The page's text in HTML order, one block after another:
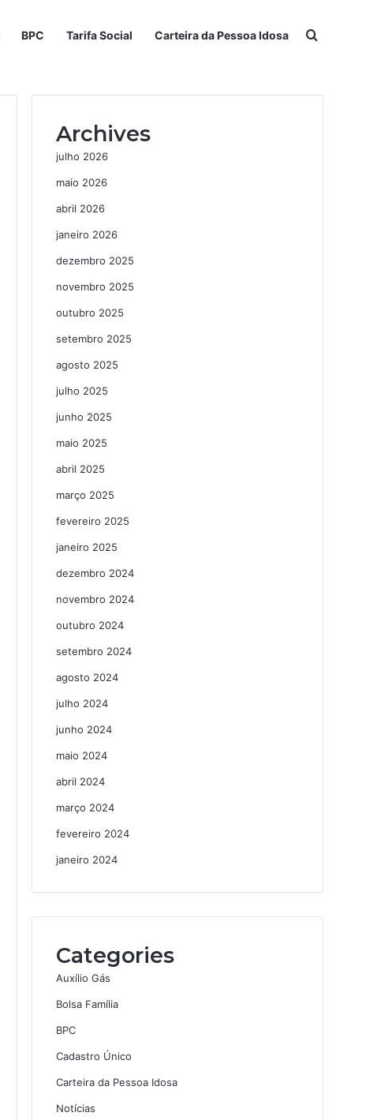
BPC Tarifa Social Carteira da Pessoa Idosa Procurar por
Archives
julho 2026
maio 2026
abril 2026
janeiro 2026
dezembro 2025
novembro 2025
outubro 2025
setembro 2025
agosto 2025
julho 2025
junho 2025
maio 2025
abril 2025
março 2025
fevereiro 2025
janeiro 2025
dezembro 2024
novembro 2024
outubro 2024
setembro 2024
agosto 2024
julho 2024
junho 2024
maio 2024
abril 2024
março 2024
fevereiro 2024
janeiro 2024
Categories
Auxílio Gás
Bolsa Família
BPC
Cadastro Único
Carteira da Pessoa Idosa
Notícias